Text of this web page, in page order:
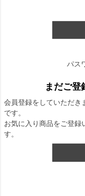
パス
まだご登
会員登録をしていただき
です。
お気に入り商品をご登録
す。